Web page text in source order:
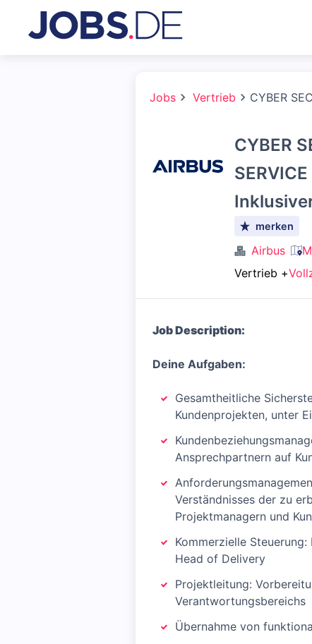
Jobs Vertrieb CYBER
CYBER
merken
Airbus
Vertrieb +
Job Description:
Deine Aufgaben:
Gesamtheitliche
Kundenprojekten, unter
Ansprechpartnern auf
Verständnisses der zu
Projektmanagern und
Kommerzielle
Head of Delivery
Projektleitung:
Verantwortungsbereichs
Übernahme von